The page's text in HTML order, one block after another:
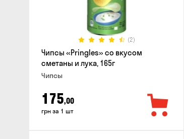
(2)
Чипсы «Pringles» со вкусом
сметаны и лука, 165г
Чипсы
175,00
грн за 1 шт